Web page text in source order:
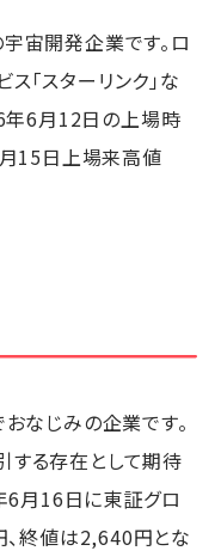
宙開発企業です。ロ
「スターリンク」な
年6月12日の上場時
15日上場来高値
なじみの企業です。
する存在として期待
6月16日に東証グロ
終値は2,640円とな